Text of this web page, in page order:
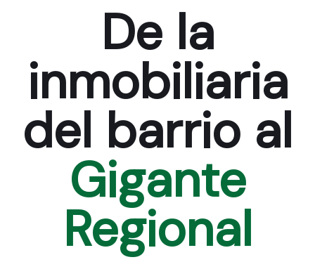
De la
inmobiliaria
del barrio al
Gigante
Regional